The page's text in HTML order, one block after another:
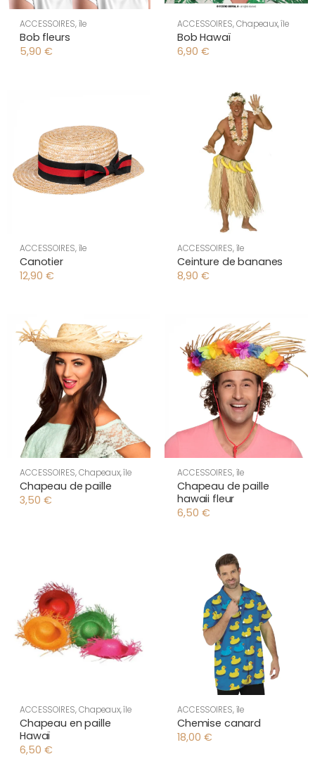
ACCESSOIRES,île
Bob fleurs
5,90 €
ACCESSOIRES,Chapeaux,île
Bob Hawaï
6,90 €
ACCESSOIRES,île
Canotier
12,90 €
ACCESSOIRES,île
Ceinture de bananes
8,90 €
ACCESSOIRES,Chapeaux,île
Chapeau de paille
3,50 €
ACCESSOIRES,île
Chapeau de paille
hawaii fleur
6,50 €
ACCESSOIRES,Chapeaux,île
Chapeau en paille
Hawaï
6,50 €
ACCESSOIRES,île
Chemise canard
18,00 €